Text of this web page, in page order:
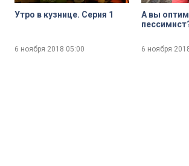
Утро в кузнице. Серия 1
6 ноября 2018 05:00
А вы
6 ноября